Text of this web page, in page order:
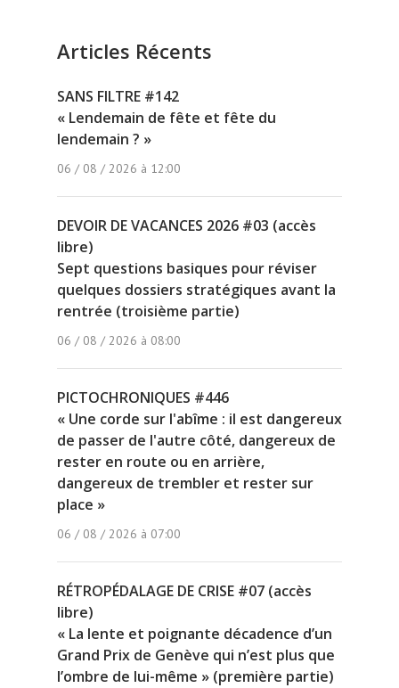
Articles Récents
SANS FILTRE #142
« Lendemain de fête et fête du
lendemain ? »
06 / 08 / 2026 à 12:00
DEVOIR DE VACANCES 2026 #03 (accès
libre)
Sept questions basiques pour réviser
quelques dossiers stratégiques avant la
rentrée (troisième partie)
06 / 08 / 2026 à 08:00
PICTOCHRONIQUES #446
« Une corde sur l'abîme : il est dangereux
de passer de l'autre côté, dangereux de
rester en route ou en arrière,
dangereux de trembler et rester sur
place »
06 / 08 / 2026 à 07:00
RÉTROPÉDALAGE DE CRISE #07 (accès
libre)
« La lente et poignante décadence d’un
Grand Prix de Genève qui n’est plus que
l’ombre de lui-même » (première partie)